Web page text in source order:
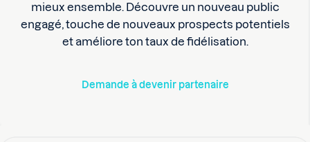
mieux ensemble. Découvre un nouveau public
engagé, touche de nouveaux prospects potentiels
et améliore ton taux de fidélisation.
Demande à devenir partenaire